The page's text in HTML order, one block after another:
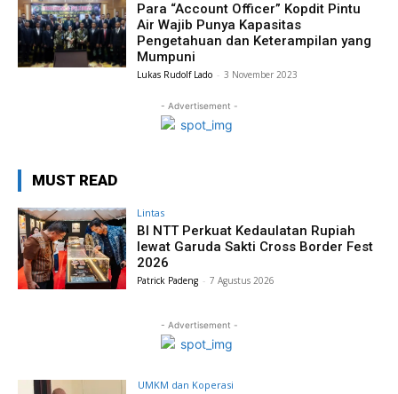
Para “Account Officer” Kopdit Pintu
Air Wajib Punya Kapasitas
Pengetahuan dan Keterampilan yang
Mumpuni
Lukas Rudolf Lado - 3 November 2023
- Advertisement -
MUST READ
Lintas
BI NTT Perkuat Kedaulatan Rupiah
lewat Garuda Sakti Cross Border Fest
2026
Patrick Padeng - 7 Agustus 2026
- Advertisement -
UMKM dan Koperasi